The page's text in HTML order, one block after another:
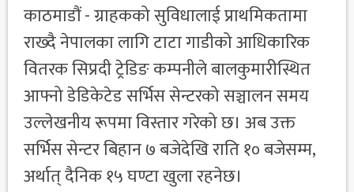
काठमाडौं - ग्राहकको सुविधालाई प्राथमिकतामा
राख्दै नेपालका लागि टाटा गाडीको आधिकारिक
वितरक सिप्रदी ट्रेडिङ कम्पनीले बालकुमारीस्थित
आफ्नो डेडिकेटेड सर्भिस सेन्टरको सञ्चालन समय
उल्लेखनीय रूपमा विस्तार गरेको छ। अब उक्त
सर्भिस सेन्टर बिहान ७ बजेदेखि राति १० बजेसम्म,
अर्थात् दैनिक १५ घण्टा खुला रहनेछ।